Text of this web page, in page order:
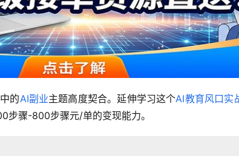
的AI副业主题高度契合。延伸学习这个AI教育风口实
步骤-800步骤元/单的变现能力。